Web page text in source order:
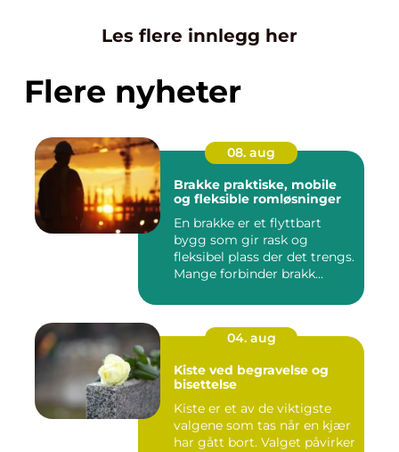
Les flere innlegg her
Flere nyheter
08. aug
Brakke praktiske, mobile
og fleksible romløsninger
En brakke er et flyttbart
bygg som gir rask og
fleksibel plass der det trengs.
Mange forbinder brakk...
04. aug
Kiste ved begravelse og
bisettelse
Kiste er et av de viktigste
valgene som tas når en kjær
har gått bort. Valget påvirker